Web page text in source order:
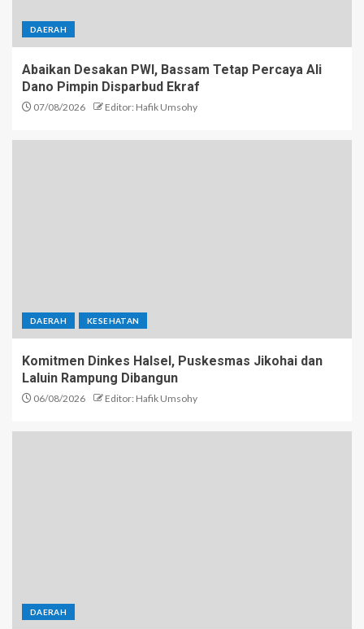
DAERAH
Abaikan Desakan PWI, Bassam Tetap Percaya Ali
Dano Pimpin Disparbud Ekraf
07/08/2026 Editor: Hafik Umsohy
DAERAH KESEHATAN
Komitmen Dinkes Halsel, Puskesmas Jikohai dan
Laluin Rampung Dibangun
06/08/2026 Editor: Hafik Umsohy
DAERAH